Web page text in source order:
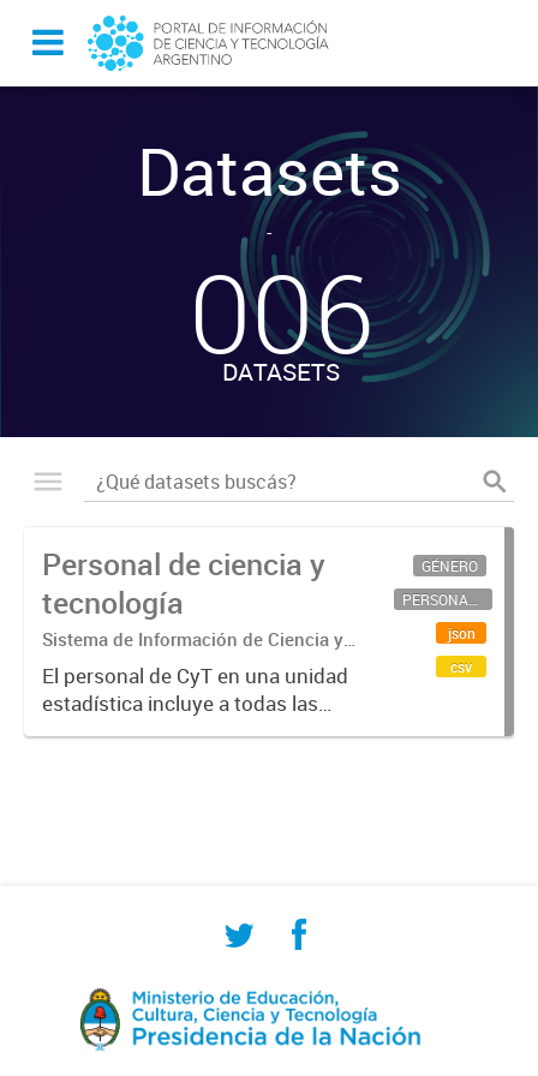
Datasets
-
006
DATASETS
Personal de ciencia y
tecnología
Sistema de Información de Ciencia y
Tecnología Argentino (SICYTAR)
El personal de CyT en una unidad
estadística incluye a todas las
personas involucradas
GÉNERO
PERSONAL CIENTÍFICO-TECNOLÓGICO
json
csv